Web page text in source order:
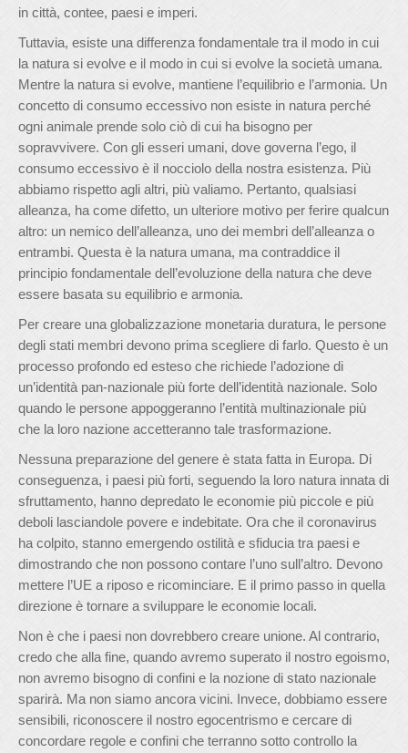
in città, contee, paesi e imperi.
Tuttavia, esiste una differenza fondamentale tra il modo in cui
la natura si evolve e il modo in cui si evolve la società umana.
Mentre la natura si evolve, mantiene l’equilibrio e l’armonia. Un
concetto di consumo eccessivo non esiste in natura perché
ogni animale prende solo ciò di cui ha bisogno per
sopravvivere. Con gli esseri umani, dove governa l’ego, il
consumo eccessivo è il nocciolo della nostra esistenza. Più
abbiamo rispetto agli altri, più valiamo. Pertanto, qualsiasi
alleanza, ha come difetto, un ulteriore motivo per ferire qualcun
altro: un nemico dell’alleanza, uno dei membri dell’alleanza o
entrambi. Questa è la natura umana, ma contraddice il
principio fondamentale dell’evoluzione della natura che deve
essere basata su equilibrio e armonia.
Per creare una globalizzazione monetaria duratura, le persone
degli stati membri devono prima scegliere di farlo. Questo è un
processo profondo ed esteso che richiede l’adozione di
un’identità pan-nazionale più forte dell’identità nazionale. Solo
quando le persone appoggeranno l’entità multinazionale più
che la loro nazione accetteranno tale trasformazione.
Nessuna preparazione del genere è stata fatta in Europa. Di
conseguenza, i paesi più forti, seguendo la loro natura innata di
sfruttamento, hanno depredato le economie più piccole e più
deboli lasciandole povere e indebitate. Ora che il coronavirus
ha colpito, stanno emergendo ostilità e sfiducia tra paesi e
dimostrando che non possono contare l’uno sull’altro. Devono
mettere l’UE a riposo e ricominciare. E il primo passo in quella
direzione è tornare a sviluppare le economie locali.
Non è che i paesi non dovrebbero creare unione. Al contrario,
credo che alla fine, quando avremo superato il nostro egoismo,
non avremo bisogno di confini e la nozione di stato nazionale
sparirà. Ma non siamo ancora vicini. Invece, dobbiamo essere
sensibili, riconoscere il nostro egocentrismo e cercare di
concordare regole e confini che terranno sotto controllo la